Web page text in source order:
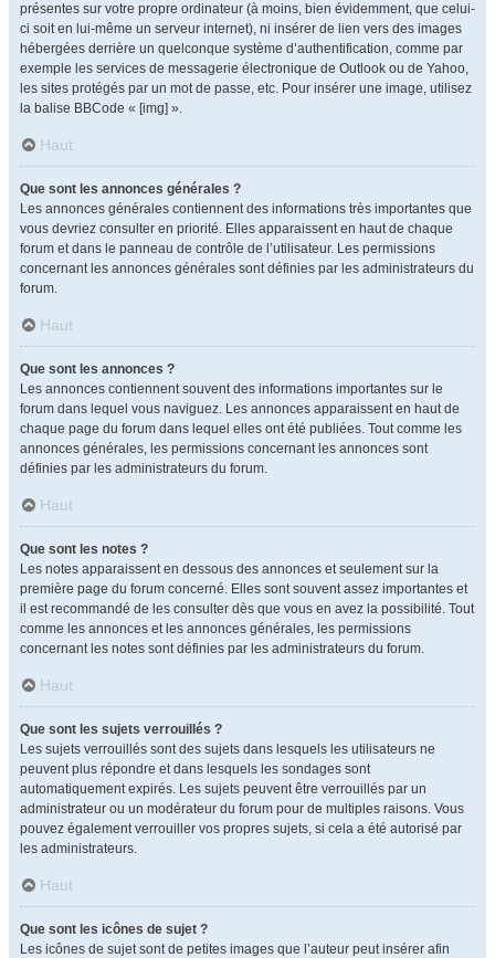
présentes sur votre propre ordinateur (à moins, bien évidemment, que celui-
ci soit en lui-même un serveur internet), ni insérer de lien vers des images
hébergées derrière un quelconque système d’authentification, comme par
exemple les services de messagerie électronique de Outlook ou de Yahoo,
les sites protégés par un mot de passe, etc. Pour insérer une image, utilisez
la balise BBCode « [img] ».
Haut
Que sont les annonces générales ?
Les annonces générales contiennent des informations très importantes que
vous devriez consulter en priorité. Elles apparaissent en haut de chaque
forum et dans le panneau de contrôle de l’utilisateur. Les permissions
concernant les annonces générales sont définies par les administrateurs du
forum.
Haut
Que sont les annonces ?
Les annonces contiennent souvent des informations importantes sur le
forum dans lequel vous naviguez. Les annonces apparaissent en haut de
chaque page du forum dans lequel elles ont été publiées. Tout comme les
annonces générales, les permissions concernant les annonces sont
définies par les administrateurs du forum.
Haut
Que sont les notes ?
Les notes apparaissent en dessous des annonces et seulement sur la
première page du forum concerné. Elles sont souvent assez importantes et
il est recommandé de les consulter dès que vous en avez la possibilité. Tout
comme les annonces et les annonces générales, les permissions
concernant les notes sont définies par les administrateurs du forum.
Haut
Que sont les sujets verrouillés ?
Les sujets verrouillés sont des sujets dans lesquels les utilisateurs ne
peuvent plus répondre et dans lesquels les sondages sont
automatiquement expirés. Les sujets peuvent être verrouillés par un
administrateur ou un modérateur du forum pour de multiples raisons. Vous
pouvez également verrouiller vos propres sujets, si cela a été autorisé par
les administrateurs.
Haut
Que sont les icônes de sujet ?
Les icônes de sujet sont de petites images que l’auteur peut insérer afin